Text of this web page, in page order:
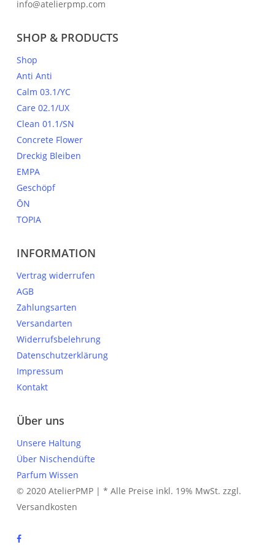
info@atelierpmp.com
SHOP & PRODUCTS
Shop
Anti Anti
Calm 03.1/YC
Care 02.1/UX
Clean 01.1/SN
Concrete Flower
Dreckig Bleiben
EMPA
Geschöpf
ŌN
TOPIA
INFORMATION
Vertrag widerrufen
AGB
Zahlungsarten
Versandarten
Widerrufsbelehrung
Datenschutzerklärung
Impressum
Kontakt
Über uns
Unsere Haltung
Über Nischendüfte
Parfum Wissen
© 2020 AtelierPMP | * Alle Preise inkl. 19% MwSt. zzgl.
Versandkosten
facebook